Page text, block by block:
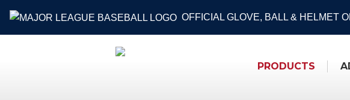
OFFICIAL GLOVE, BALL & HELMET
PRODUCTS